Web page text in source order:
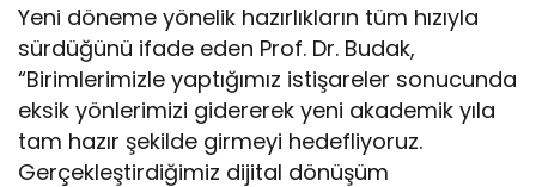
Yeni döneme yönelik hazırlıkların tüm hızıyla
sürdüğünü ifade eden Prof. Dr. Budak,
“Birimlerimizle yaptığımız istişareler sonucunda
eksik yönlerimizi gidererek yeni akademik yıla
tam hazır şekilde girmeyi hedefliyoruz.
Gerçekleştirdiğimiz dijital dönüşüm